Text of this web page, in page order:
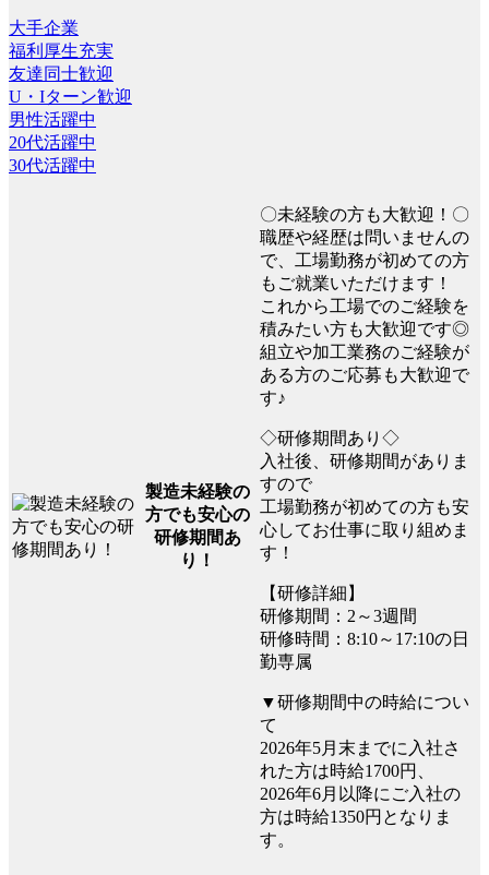
大手企業
福利厚生充実
友達同士歓迎
U・Iターン歓迎
男性活躍中
20代活躍中
30代活躍中
製造未経験の
方でも安心の
研修期間あ
り！
〇未経験の方も大歓迎！〇
職歴や経歴は問いませんの
で、工場勤務が初めての方
もご就業いただけます！
これから工場でのご経験を
積みたい方も大歓迎です◎
組立や加工業務のご経験が
ある方のご応募も大歓迎で
す♪
◇研修期間あり◇
入社後、研修期間がありま
すので
工場勤務が初めての方も安
心してお仕事に取り組めま
す！
【研修詳細】
研修期間：2～3週間
研修時間：8:10～17:10の日
勤専属
▼研修期間中の時給につい
て
2026年5月末までに入社さ
れた方は時給1700円、
2026年6月以降にご入社の
方は時給1350円となりま
す。